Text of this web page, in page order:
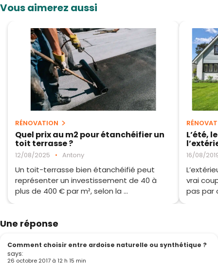
Vous aimerez aussi
RÉNOVATION
Quel prix au m2 pour étanchéifier un
toit terrasse ?
12/08/2025 • Antony
Un toit-terrasse bien étanchéifié peut
représenter un investissement de 40 à
plus de 400 € par m², selon la ...
L’été,
16/08/
vrai
pas par
Une réponse
Comment choisir entre ardoise naturelle ou synthétique ?
says:
26 octobre 2017 à 12 h 15 min